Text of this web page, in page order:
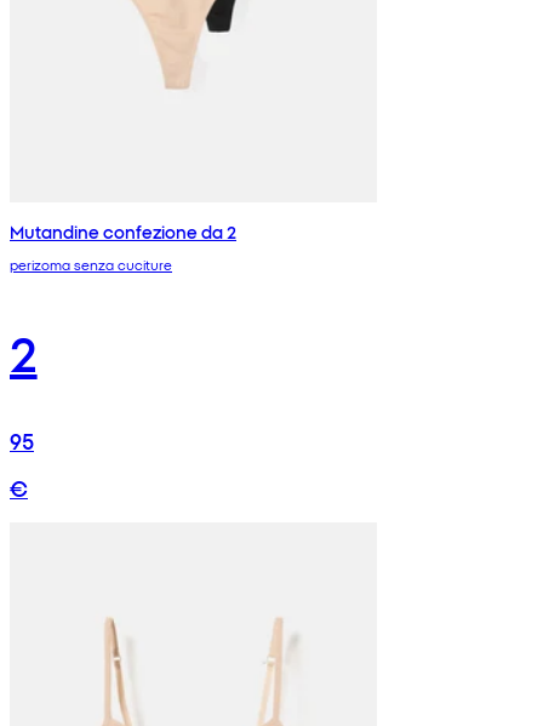
Mutandine confezione da 2
perizoma senza cuciture
2
95
€